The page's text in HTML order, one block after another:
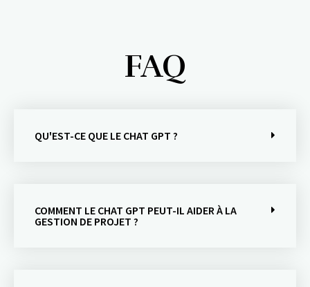
FAQ
QU'EST-CE QUE LE CHAT GPT ?
COMMENT LE CHAT GPT PEUT-IL AIDER À LA
GESTION DE PROJET ?